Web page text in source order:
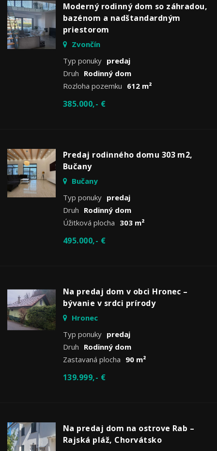
Moderný rodinný dom so záhradou,
bazénom a nadštandardným
priestorom
Zvončín
Typ ponuky predaj
Druh Rodinný dom
Rozloha pozemku 612 m²
385.000,- €
Predaj rodinného domu 303 m2,
Bučany
Bučany
Typ ponuky predaj
Druh Rodinný dom
Úžitková plocha 303 m²
495.000,- €
Na predaj dom v obci Hronec –
bývanie v srdci prírody
Hronec
Typ ponuky predaj
Druh Rodinný dom
Zastavaná plocha 90 m²
139.999,- €
Na predaj dom na ostrove Rab –
Rajská pláž, Chorvátsko